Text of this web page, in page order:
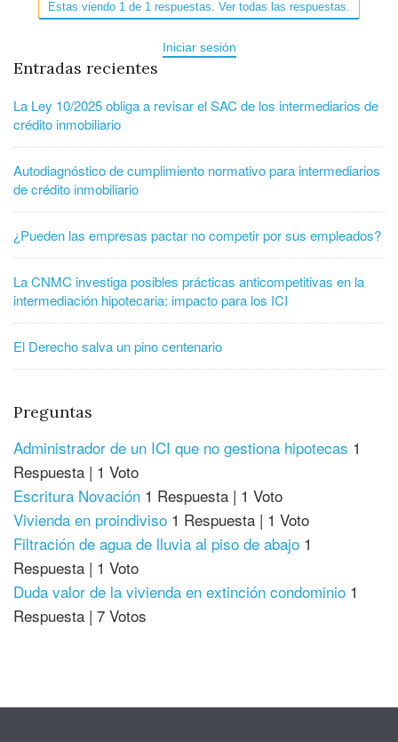
Estas viendo 1 de 1 respuestas. Ver todas las respuestas.
Iniciar sesión
Entradas recientes
La Ley 10/2025 obliga a revisar el SAC de los intermediarios de
crédito inmobiliario
Autodiagnóstico de cumplimiento normativo para intermediarios
de crédito inmobiliario
¿Pueden las empresas pactar no competir por sus empleados?
La CNMC investiga posibles prácticas anticompetitivas en la
intermediación hipotecaria: impacto para los ICI
El Derecho salva un pino centenario
Preguntas
Administrador de un ICI que no gestiona hipotecas 1
Respuesta | 1 Voto
Escritura Novación 1 Respuesta | 1 Voto
Vivienda en proindiviso 1 Respuesta | 1 Voto
Filtración de agua de lluvia al piso de abajo 1
Respuesta | 1 Voto
Duda valor de la vivienda en extinción condominio 1
Respuesta | 7 Votos